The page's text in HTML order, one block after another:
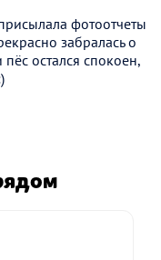
фотоотчеты
забралась о
остался спокоен,